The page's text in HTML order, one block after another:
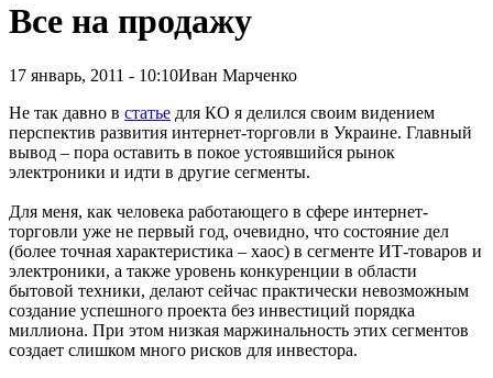
Все на продажу
17 январь, 2011 - 10:10Иван Марченко
Не так давно в статье для КО я делился своим видением
перспектив развития интернет-торговли в Украине. Главный
вывод – пора оставить в покое устоявшийся рынок
электроники и идти в другие сегменты.
Для меня, как человека работающего в сфере интернет-
торговли уже не первый год, очевидно, что состояние дел
(более точная характеристика – хаос) в сегменте ИТ-товаров и
электроники, а также уровень конкуренции в области
бытовой техники, делают сейчас практически невозможным
создание успешного проекта без инвестиций порядка
миллиона. При этом низкая маржинальность этих сегментов
создает слишком много рисков для инвестора.